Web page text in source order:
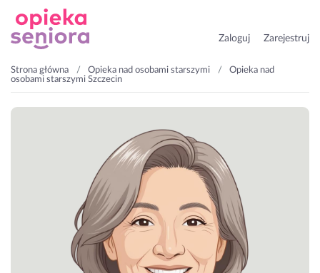
Zaloguj Zarejestruj
Strona główna Opieka nad osobami starszymi
Opieka nad
osobami starszymi Szczecin